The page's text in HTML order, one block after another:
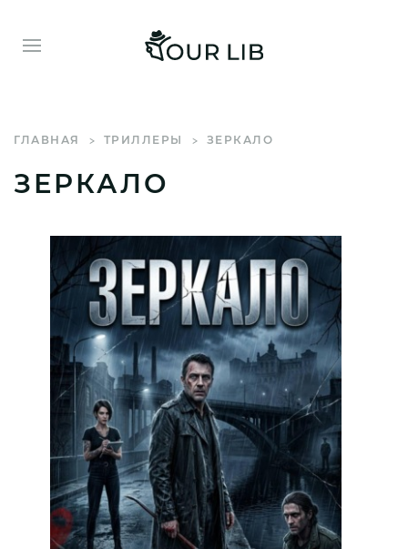
ГЛАВНАЯ ТРИЛЛЕРЫ ЗЕРКАЛО
ЗЕРКАЛО